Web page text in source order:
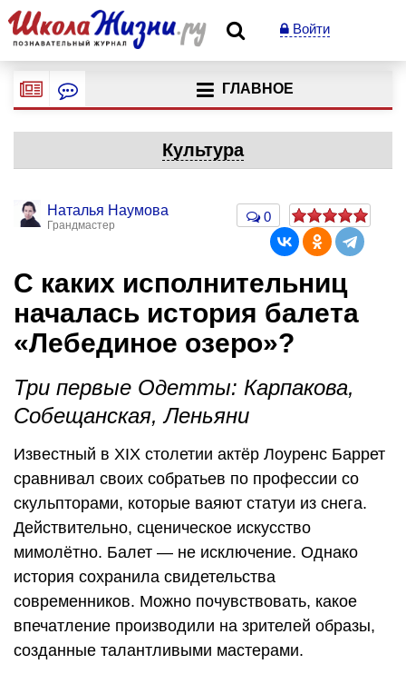
Войти
ГЛАВНОЕ
Культура
Наталья Наумова
Грандмастер
0
С каких исполнительниц
началась история балета
«Лебединое озеро»?
Три первые Одетты: Карпакова,
Собещанская, Леньяни
Известный в XIX столетии актёр Лоуренс Баррет
сравнивал своих собратьев по профессии со
скульпторами, которые ваяют статуи из снега.
Действительно, сценическое искусство
мимолётно. Балет — не исключение. Однако
история сохранила свидетельства
современников. Можно почувствовать, какое
впечатление производили на зрителей образы,
созданные талантливыми мастерами.